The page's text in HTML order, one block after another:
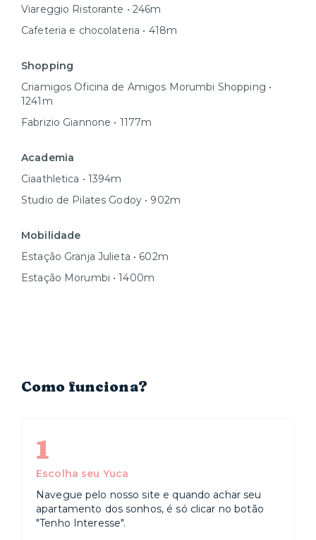
Viareggio Ristorante • 246m
Cafeteria e chocolateria • 418m
Shopping
Criamigos Oficina de Amigos Morumbi Shopping •
1241m
Fabrizio Giannone • 1177m
Academia
Ciaathletica • 1394m
Studio de Pilates Godoy • 902m
Mobilidade
Estação Granja Julieta • 602m
Estação Morumbi • 1400m
Como funciona?
1
Escolha seu Yuca
Navegue pelo nosso site e quando achar seu
apartamento dos sonhos, é só clicar no botão
"Tenho Interesse".